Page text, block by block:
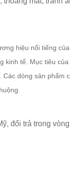
hiệu nổi tiếng
kinh tế. Mục tiêu
dòng sản phẩm
đổi trả trong